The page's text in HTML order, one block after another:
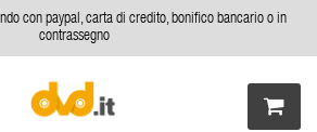
con paypal, carta di credito, bonifico bancario o in
contrassegno